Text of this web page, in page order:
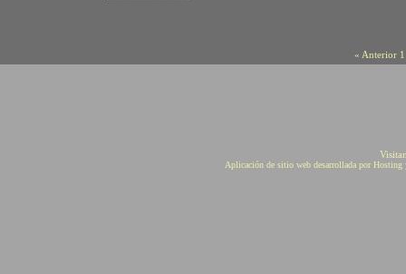
« Anterior 1
Aplicación de sitio web desarrollada por